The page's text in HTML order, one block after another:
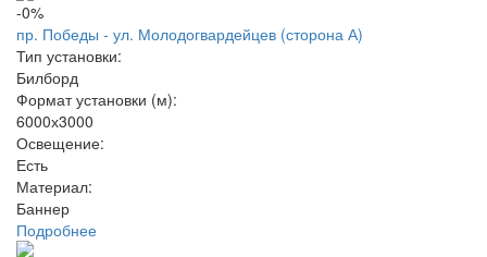
-0%
пр. Победы - ул. Молодогвардейцев (сторона А)
Тип установки:
Билборд
Формат установки (м):
6000х3000
Освещение:
Есть
Материал:
Баннер
Подробнее